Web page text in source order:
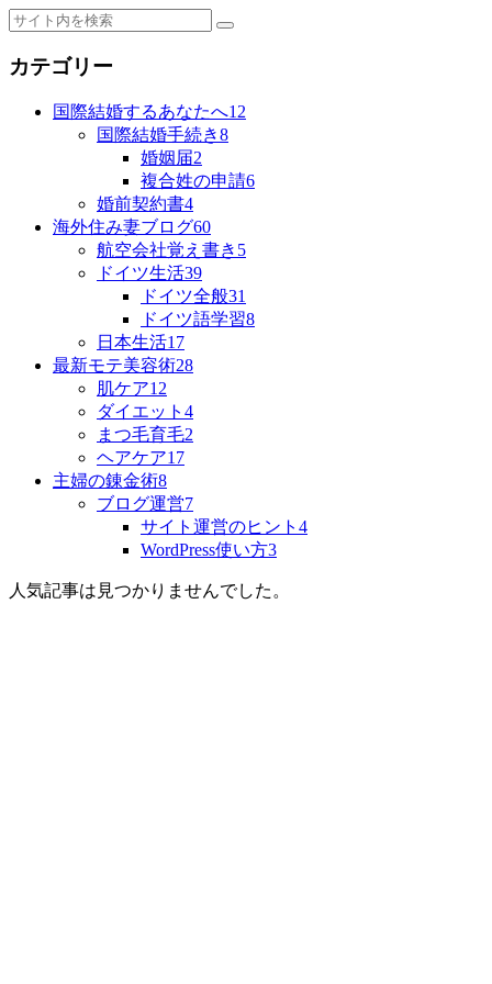
カテゴリー
国際結婚するあなたへ12
国際結婚手続き8
婚姻届2
複合姓の申請6
婚前契約書4
海外住み妻ブログ60
航空会社覚え書き 5
ドイツ生活39
ドイツ全般31
ドイツ語学習8
日本生活17
最新モテ美容術28
肌ケア12
ダイエット 4
まつ毛育毛2
ヘアケア17
主婦の錬金術8
ブログ運営7
サイト運営のヒント 4
WordPress使い方3
人気記事は見つかりませんでした。